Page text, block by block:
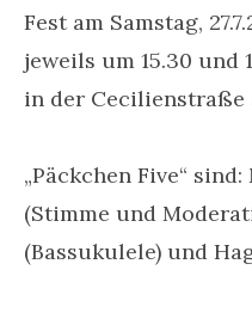
Fest am Samstag,
jeweils um 15.30 und
in der Cecilienstraße
„Päckchen Five“
(Stimme und
(Bassukulele) und